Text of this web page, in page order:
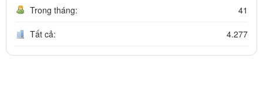
Trong tháng: 41
Tất cả: 4.277